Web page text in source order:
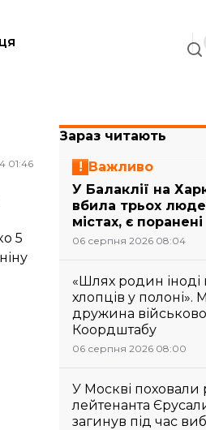
01:46
5
Зараз читають
Важливо
У Балаклії на
вбила трьох
містах, є поранені
06 серпня 2026 08:04
«Шлях родин іноді
хлопців у полоні».
дружина
Коордштабу
06 серпня 2026 08:00
У Москві поховали
лейтенанта
загинув під час